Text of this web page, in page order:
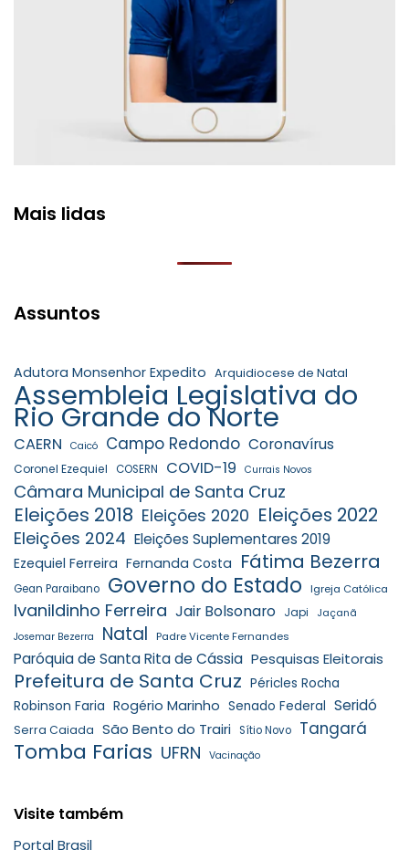
Mais lidas
Assuntos
Adutora Monsenhor Expedito Arquidiocese de Natal
Assembleia Legislativa do
Rio Grande do Norte
CAERN Caicó Campo Redondo Coronavírus
Coronel Ezequiel COSERN COVID-19 Currais Novos
Câmara Municipal de Santa Cruz
Eleições 2018 Eleições 2020 Eleições 2022
Eleições 2024 Eleições Suplementares 2019
Ezequiel Ferreira Fernanda Costa Fátima Bezerra
Gean Paraibano Governo do Estado Igreja Católica
Ivanildinho Ferreira Jair Bolsonaro Japi Jaçanã
Josemar Bezerra Natal Padre Vicente Fernandes
Paróquia de Santa Rita de Cássia Pesquisas Eleitorais
Prefeitura de Santa Cruz Péricles Rocha
Robinson Faria Rogério Marinho Senado Federal Seridó
Serra Caiada São Bento do Trairi Sítio Novo Tangará
Tomba Farias UFRN Vacinação
Visite também
Portal Brasil